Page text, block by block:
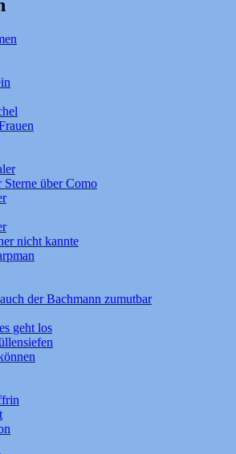
über Como
nicht kannte
der Bachmann zumutbar
geht los